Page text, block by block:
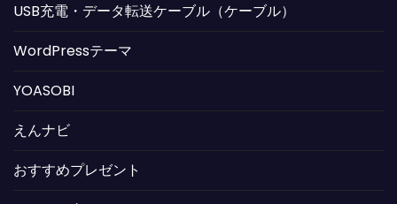
USB充電・データ転送ケーブル（ケーブル）
WordPressテーマ
YOASOBI
えんナビ
おすすめプレゼント